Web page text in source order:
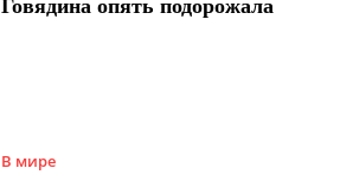
Говядина опять подорожала
В мире